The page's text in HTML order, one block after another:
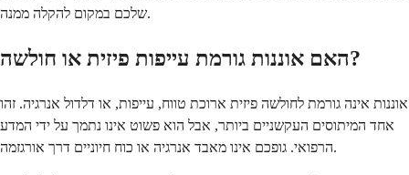
שלכם במקום להקלה ממנה.
האם אוננות גורמת עייפות פיזית או חולשה?
אוננות אינה גורמת לחולשה פיזית ארוכת טווח, עייפות, או דלדול אנרגיה. זהו
אחד המיתוסים העקשניים ביותר, אבל הוא פשוט אינו נתמך על ידי המדע
הרפואי. גופכם אינו מאבד אנרגיה או כוח חיוניים דרך אורגזמה.